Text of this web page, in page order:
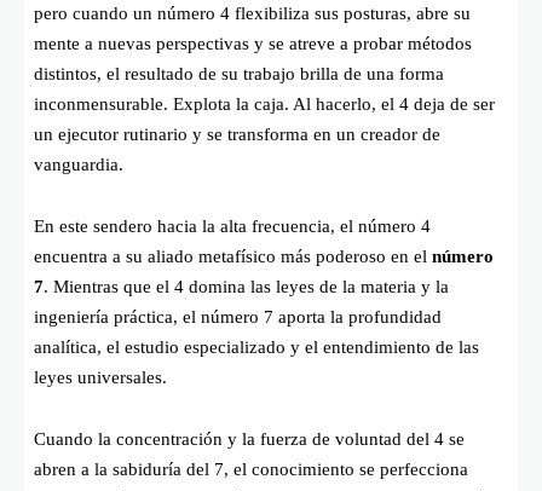
pero cuando un número 4 flexibiliza sus posturas, abre su
mente a nuevas perspectivas y se atreve a probar métodos
distintos, el resultado de su trabajo brilla de una forma
inconmensurable. Explota la caja. Al hacerlo, el 4 deja de ser
un ejecutor rutinario y se transforma en un creador de
vanguardia.
En este sendero hacia la alta frecuencia, el número 4
encuentra a su aliado metafísico más poderoso en el número
7. Mientras que el 4 domina las leyes de la materia y la
ingeniería práctica, el número 7 aporta la profundidad
analítica, el estudio especializado y el entendimiento de las
leyes universales.
Cuando la concentración y la fuerza de voluntad del 4 se
abren a la sabiduría del 7, el conocimiento se perfecciona